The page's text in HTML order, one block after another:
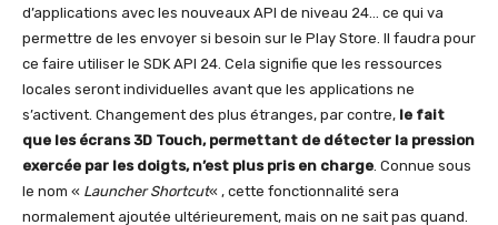
d’applications avec les nouveaux API de niveau 24… ce qui va
permettre de les envoyer si besoin sur le Play Store. Il faudra pour
ce faire utiliser le SDK API 24. Cela signifie que les ressources
locales seront individuelles avant que les applications ne
s’activent. Changement des plus étranges, par contre, le fait
que les écrans 3D Touch, permettant de détecter la pression
exercée par les doigts, n’est plus pris en charge. Connue sous
le nom « Launcher Shortcut« , cette fonctionnalité sera
normalement ajoutée ultérieurement, mais on ne sait pas quand.